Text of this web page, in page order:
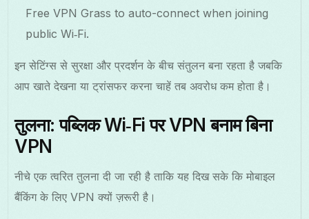
Free VPN Grass to auto-connect when joining
public Wi‑Fi.
इन सेटिंग्स से सुरक्षा और प्रदर्शन के बीच संतुलन बना रहता है जबकि
आप खाते देखना या ट्रांसफर करना चाहें तब अवरोध कम होता है।
तुलना: पब्लिक Wi‑Fi पर VPN बनाम बिना
VPN
नीचे एक त्वरित तुलना दी जा रही है ताकि यह दिख सके कि मोबाइल
बैंकिंग के लिए VPN क्यों ज़रूरी है।